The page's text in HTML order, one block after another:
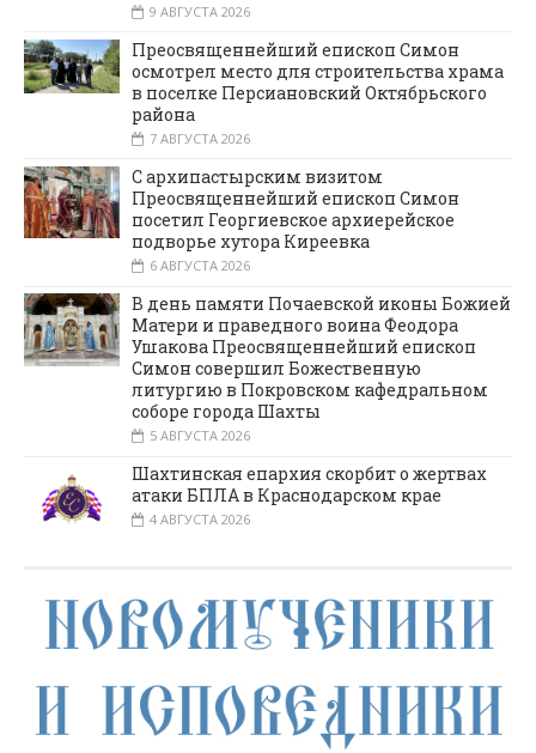
9 АВГУСТА 2026
Преосвященнейший епископ Симон
осмотрел место для строительства храма
в поселке Персиановский Октябрьского
района
7 АВГУСТА 2026
С архипастырским визитом
Преосвященнейший епископ Симон
посетил Георгиевское архиерейское
подворье хутора Киреевка
6 АВГУСТА 2026
В день памяти Почаевской иконы Божией
Матери и праведного воина Феодора
Ушакова Преосвященнейший епископ
Симон совершил Божественную
литургию в Покровском кафедральном
соборе города Шахты
5 АВГУСТА 2026
Шахтинская епархия скорбит о жертвах
атаки БПЛА в Краснодарском крае
4 АВГУСТА 2026